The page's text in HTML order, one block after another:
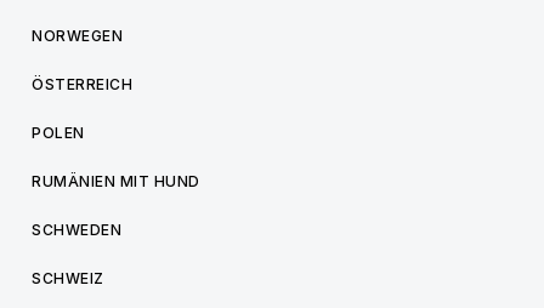
NORWEGEN
ÖSTERREICH
POLEN
RUMÄNIEN MIT HUND
SCHWEDEN
SCHWEIZ